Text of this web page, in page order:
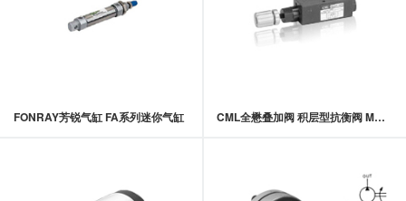
FONRAY芳锐气缸 FA系列迷你气缸 CML全懋叠加阀 积层型抗衡阀 MCB-02,MCB-03系列